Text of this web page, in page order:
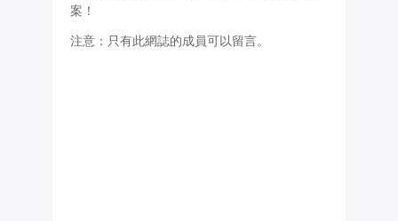
案！
注意：只有此網誌的成員可以留言。